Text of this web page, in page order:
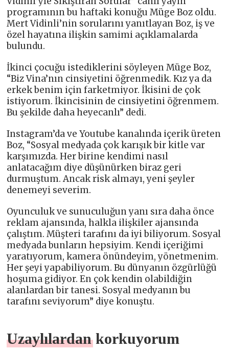
programının bu haftaki konuğu Müge Boz oldu.
Mert Vidinli’nin sorularını yanıtlayan Boz, iş ve
özel hayatına ilişkin samimi açıklamalarda
bulundu.
İkinci çocuğu istediklerini söyleyen Müge Boz,
“Biz Vina’nın cinsiyetini öğrenmedik. Kız ya da
erkek benim için farketmiyor. İkisini de çok
istiyorum. İkincisinin de cinsiyetini öğrenmem.
Bu şekilde daha heyecanlı” dedi.
Instagram’da ve Youtube kanalında içerik üreten
Boz, “Sosyal medyada çok karışık bir kitle var
karşımızda. Her birine kendimi nasıl
anlatacağım diye düşünürken biraz geri
durmuştum. Ancak risk almayı, yeni şeyler
denemeyi severim.
Oyunculuk ve sunuculuğun yanı sıra daha önce
reklam ajansında, halkla ilişkiler ajansında
çalıştım. Müşteri tarafını da iyi biliyorum. Sosyal
medyada bunların hepsiyim. Kendi içeriğimi
yaratıyorum, kamera önündeyim, yönetmenim.
Her şeyi yapabiliyorum. Bu dünyanın özgürlüğü
hoşuma gidiyor. En çok kendin olabildiğin
alanlardan bir tanesi. Sosyal medyanın bu
tarafını seviyorum” diye konuştu.
Uzaylılardan korkuyorum